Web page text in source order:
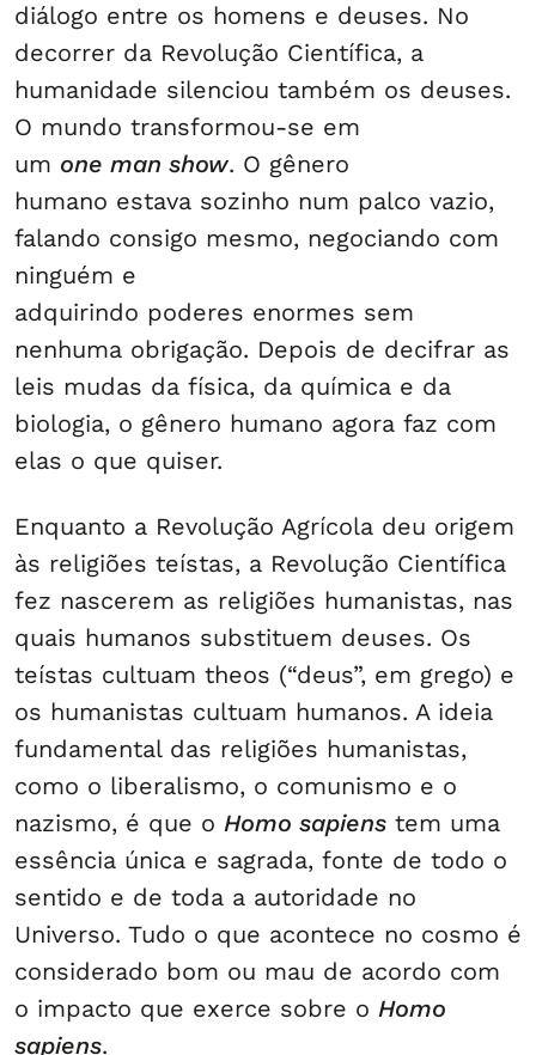
diálogo entre os homens e deuses. No
decorrer da Revolução Científica, a
humanidade silenciou também os deuses.
O mundo transformou-se em
um one man show. O gênero
humano estava sozinho num palco vazio,
falando consigo mesmo, negociando com
ninguém e
adquirindo poderes enormes sem
nenhuma obrigação. Depois de decifrar as
leis mudas da física, da química e da
biologia, o gênero humano agora faz com
elas o que quiser.
Enquanto a Revolução Agrícola deu origem
às religiões teístas, a Revolução Científica
fez nascerem as religiões humanistas, nas
quais humanos substituem deuses. Os
teístas cultuam theos (“deus”, em grego) e
os humanistas cultuam humanos. A ideia
fundamental das religiões humanistas,
como o liberalismo, o comunismo e o
nazismo, é que o Homo sapiens tem uma
essência única e sagrada, fonte de todo o
sentido e de toda a autoridade no
Universo. Tudo o que acontece no cosmo é
considerado bom ou mau de acordo com
o impacto que exerce sobre o Homo
sapiens.